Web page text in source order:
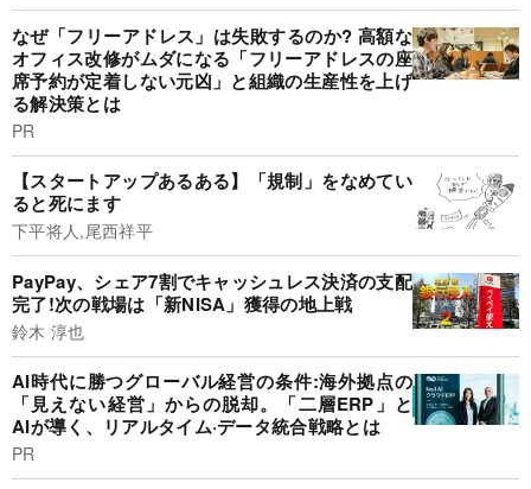
なぜ「フリーアドレス」は失敗するのか? 高額な
オフィス改修がムダになる「フリーアドレスの座
席予約が定着しない元凶」と組織の生産性を上げ
る解決策とは
PR
【スタートアップあるある】「規制」をなめてい
ると死にます
下平将人,尾西祥平
PayPay、シェア7割でキャッシュレス決済の支配
完了!次の戦場は「新NISA」獲得の地上戦
鈴木 淳也
AI時代に勝つグローバル経営の条件:海外拠点の
「見えない経営」からの脱却。「二層ERP」と
AIが導く、リアルタイム·データ統合戦略とは
PR